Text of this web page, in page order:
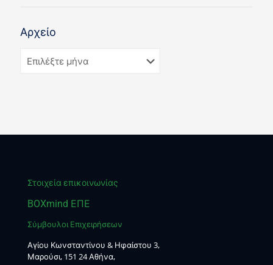
Αρχείο
Στοιχεία επικοινωνίας
BOXmind ΕΠΕ
Σύμβουλοι Επιχειρήσεων
Αγίου Κωνσταντίνου & Ηφαίστου 3,
Μαρούσι, 151 24 Αθήνα,